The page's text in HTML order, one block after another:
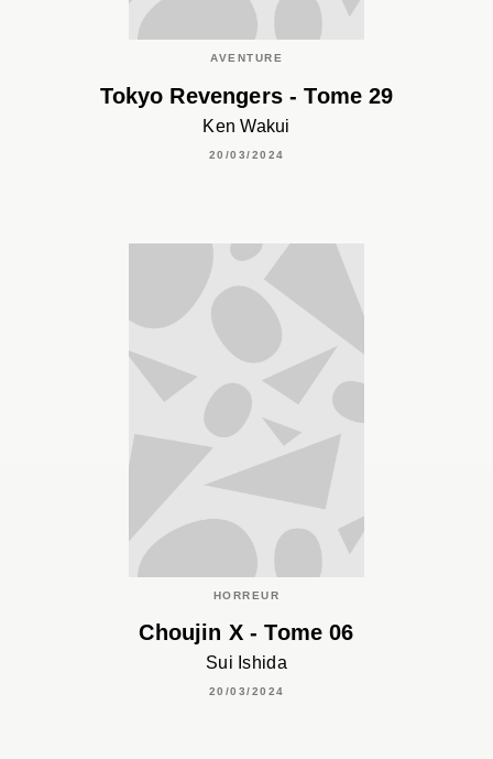
AVENTURE
Tokyo Revengers - Tome 29
Ken Wakui
20/03/2024
HORREUR
Choujin X - Tome 06
Sui Ishida
20/03/2024